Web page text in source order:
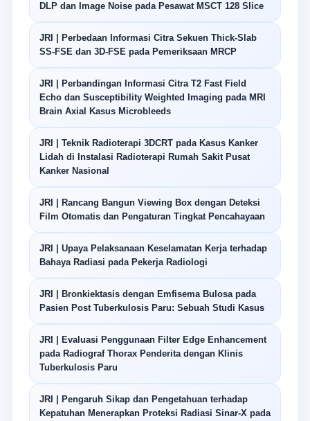
DLP dan Image Noise pada Pesawat MSCT 128 Slice
JRI | Perbedaan Informasi Citra Sekuen Thick-Slab
SS-FSE dan 3D-FSE pada Pemeriksaan MRCP
JRI | Perbandingan Informasi Citra T2 Fast Field
Echo dan Susceptibility Weighted Imaging pada MRI
Brain Axial Kasus Microbleeds
JRI | Teknik Radioterapi 3DCRT pada Kasus Kanker
Lidah di Instalasi Radioterapi Rumah Sakit Pusat
Kanker Nasional
JRI | Rancang Bangun Viewing Box dengan Deteksi
Film Otomatis dan Pengaturan Tingkat Pencahayaan
JRI | Upaya Pelaksanaan Keselamatan Kerja terhadap
Bahaya Radiasi pada Pekerja Radiologi
JRI | Bronkiektasis dengan Emfisema Bulosa pada
Pasien Post Tuberkulosis Paru: Sebuah Studi Kasus
JRI | Evaluasi Penggunaan Filter Edge Enhancement
pada Radiograf Thorax Penderita dengan Klinis
Tuberkulosis Paru
JRI | Pengaruh Sikap dan Pengetahuan terhadap
Kepatuhan Menerapkan Proteksi Radiasi Sinar-X pada